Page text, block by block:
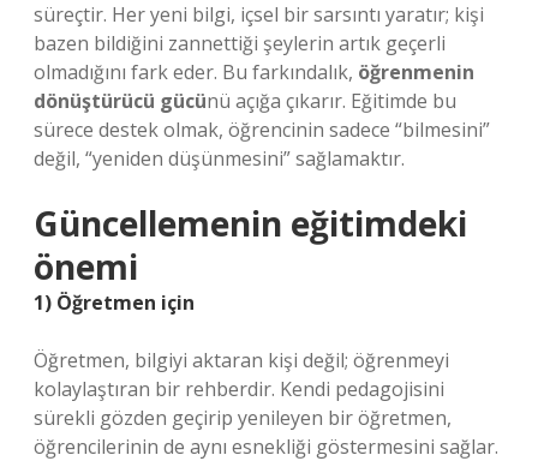
süreçtir. Her yeni bilgi, içsel bir sarsıntı yaratır; kişi
bazen bildiğini zannettiği şeylerin artık geçerli
olmadığını fark eder. Bu farkındalık, öğrenmenin
dönüştürücü gücünü açığa çıkarır. Eğitimde bu
sürece destek olmak, öğrencinin sadece “bilmesini”
değil, “yeniden düşünmesini” sağlamaktır.
Güncellemenin eğitimdeki
önemi
1) Öğretmen için
Öğretmen, bilgiyi aktaran kişi değil; öğrenmeyi
kolaylaştıran bir rehberdir. Kendi pedagojisini
sürekli gözden geçirip yenileyen bir öğretmen,
öğrencilerinin de aynı esnekliği göstermesini sağlar.